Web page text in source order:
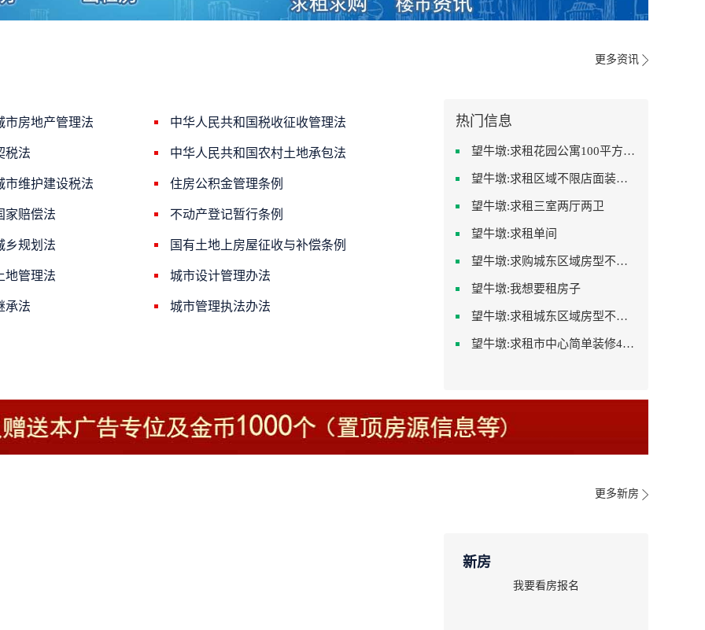
更多资讯
市房地产管理法
税法
市维护建设税法
家赔偿法
乡规划法
地管理法
承法
中华人民共和国税收征收管理法
中华人民共和国农村土地承包法
住房公积金管理条例
不动产登记暂行条例
国有土地上房屋征收与补偿条例
城市设计管理办法
城市管理执法办法
热门信息
望牛墩:求租花园公寓100平方左右，电梯房
望牛墩:求租区域不限店面装修不限
望牛墩:求租三室两厅两卫
望牛墩:求租单间
望牛墩:求购城东区域房型不限装修不限
望牛墩:我想要租房子
望牛墩:求租城东区域房型不限2室2卫装修不限2000
望牛墩:求租市中心简单装修400-500
更多新房
新房
我要看房报名